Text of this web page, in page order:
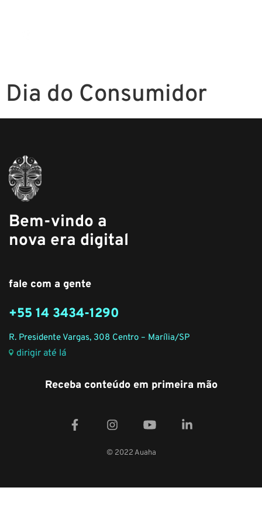
Dia do Consumidor
Bem-vindo a
nova era digital
fale com a gente
+55 14 3434-1290
R. Presidente Vargas, 308 Centro – Marília/SP
dirigir até lá
Receba conteúdo em primeira mão
© 2022 Auaha